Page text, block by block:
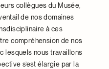
collègues du Musée,
de nos domaines
à ces
compréhension de nos
lesquels nous travaillons
s’est élargie par la